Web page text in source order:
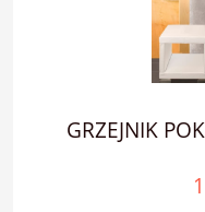
GRZEJNIK